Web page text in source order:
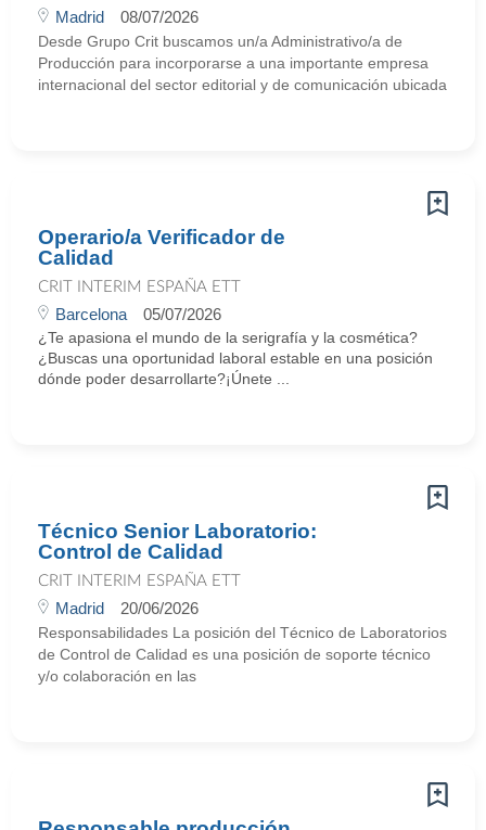
Madrid 08/07/2026
Desde Grupo Crit buscamos un/a Administrativo/a de
Producción para incorporarse a una importante empresa
internacional del sector editorial y de comunicación ubicada
Operario/a Verificador de
Calidad
CRIT INTERIM ESPAÑA ETT
Barcelona 05/07/2026
¿Te apasiona el mundo de la serigrafía y la cosmética?
¿Buscas una oportunidad laboral estable en una posición
dónde poder desarrollarte?¡Únete ...
Técnico Senior Laboratorio:
Control de Calidad
CRIT INTERIM ESPAÑA ETT
Madrid 20/06/2026
Responsabilidades La posición del Técnico de Laboratorios
de Control de Calidad es una posición de soporte técnico
y/o colaboración en las